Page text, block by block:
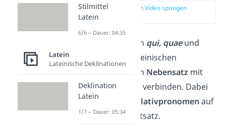
zur Stelle im Video springen
Die Relativpronomen qui, quaeund
quod
werden im Lateinischen
verwendet, um einen Nebensatzmit
einemHauptsatz
zu verbinden. Dabei
beziehen sich die
Relativpronomen auf
ein Nomen im Hauptsatz.
Stilmittel
Latein
6/6 – Dauer: 04:35
Latein
Lateinische Deklinationen
Deklination
Latein
1/7 – Dauer: 05:34